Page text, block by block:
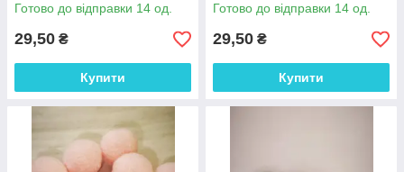
Готово до відправки 14 од.
29,50 ₴
Купити
Готово до відправки 14 од.
29,50 ₴
Купити